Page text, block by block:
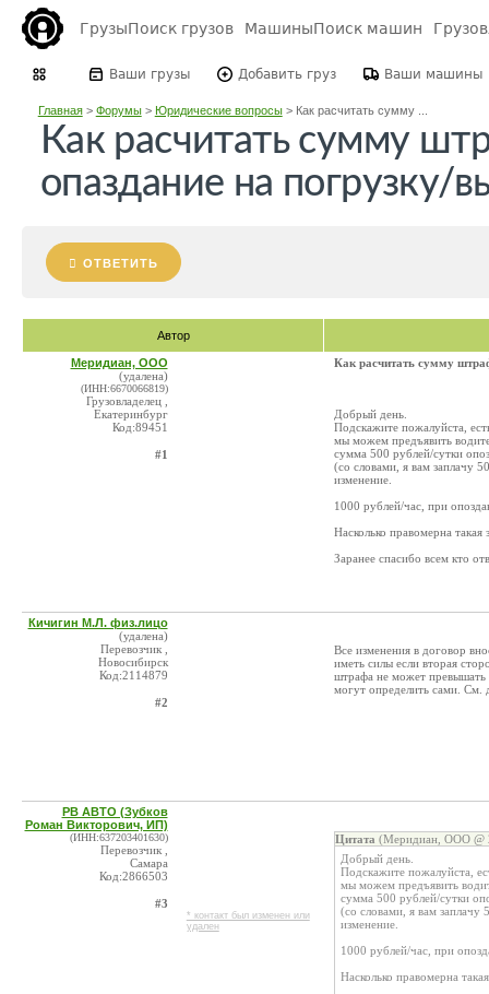
ГрузыПоиск грузов МашиныПоиск машин
Ваши грузы Добавить груз Ваши машины
Главная> Форумы> Юридические вопросы> Как расчитать сумму ...
Как расчитать сумму
опаздание на погрузку/
ОТВЕТИТЬ
Автор
Меридиан, ООО
(удалена)
(ИНН:6670066819)
Грузовладелец ,
Екатеринбург
Код:89451
#1
Как расчитать сумму
Добрый день.
Подскажите пожалуйста,
мы можем предъявить
сумма 500 рублей/сутки
(со словами, я вам заплачу
изменение.
1000 рублей/час, при
Насколько правомерна
Заранее спасибо всем кто
Кичигин М.Л. физ.лицо
(удалена)
Перевозчик ,
Новосибирск
Код:2114879
#2
Все изменения в договор
иметь силы если вторая
штрафа не может превышать
могут определить сами.
РВ АВТО (Зубков
Роман Викторович, ИП)
(ИНН:637203401630)
Перевозчик ,
Самара
Код:2866503
#3
* контакт был изменен или
удален
Цитата (Mеридиан, ООО @
Добрый день.
Подскажите пожалуйста,
мы можем предъявить
сумма 500 рублей/сутки
(со словами, я вам заплачу
изменение.
1000 рублей/час, при
Насколько правомерна